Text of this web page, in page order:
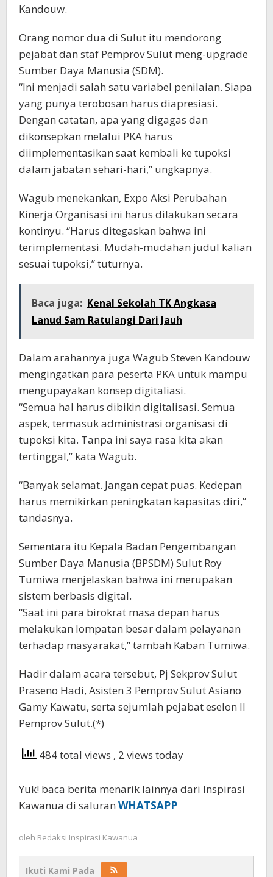
Kandouw.
Orang nomor dua di Sulut itu mendorong
pejabat dan staf Pemprov Sulut meng-upgrade
Sumber Daya Manusia (SDM).
“Ini menjadi salah satu variabel penilaian. Siapa
yang punya terobosan harus diapresiasi.
Dengan catatan, apa yang digagas dan
dikonsepkan melalui PKA harus
diimplementasikan saat kembali ke tupoksi
dalam jabatan sehari-hari,” ungkapnya.
Wagub menekankan, Expo Aksi Perubahan
Kinerja Organisasi ini harus dilakukan secara
kontinyu. “Harus ditegaskan bahwa ini
terimplementasi. Mudah-mudahan judul kalian
sesuai tupoksi,” tuturnya.
Baca juga: Kenal Sekolah TK Angkasa
Lanud Sam Ratulangi Dari Jauh
Dalam arahannya juga Wagub Steven Kandouw
mengingatkan para peserta PKA untuk mampu
mengupayakan konsep digitaliasi.
“Semua hal harus dibikin digitalisasi. Semua
aspek, termasuk administrasi organisasi di
tupoksi kita. Tanpa ini saya rasa kita akan
tertinggal,” kata Wagub.
“Banyak selamat. Jangan cepat puas. Kedepan
harus memikirkan peningkatan kapasitas diri,”
tandasnya.
Sementara itu Kepala Badan Pengembangan
Sumber Daya Manusia (BPSDM) Sulut Roy
Tumiwa menjelaskan bahwa ini merupakan
sistem berbasis digital.
“Saat ini para birokrat masa depan harus
melakukan lompatan besar dalam pelayanan
terhadap masyarakat,” tambah Kaban Tumiwa.
Hadir dalam acara tersebut, Pj Sekprov Sulut
Praseno Hadi, Asisten 3 Pemprov Sulut Asiano
Gamy Kawatu, serta sejumlah pejabat eselon II
Pemprov Sulut.(*)
484 total views , 2 views today
Yuk! baca berita menarik lainnya dari Inspirasi
Kawanua di saluran WHATSAPP
oleh Redaksi Inspirasi Kawanua
Ikuti Kami Pada